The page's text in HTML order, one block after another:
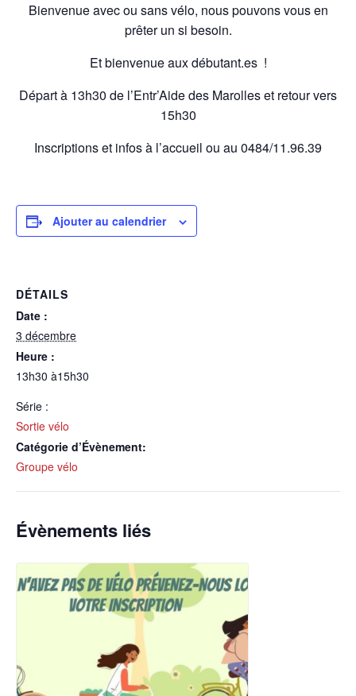
Bienvenue avec ou sans vélo, nous pouvons vous en
prêter un si besoin.
Et bienvenue aux débutant.es !
Départ à 13h30 de l’Entr’Aide des Marolles et retour vers
15h30
Inscriptions et infos à l’accueil ou au 0484/11.96.39
Ajouter au calendrier
DÉTAILS
Date :
3 décembre
Heure :
13h30 à15h30
Série :
Sortie vélo
Catégorie d’Évènement:
Groupe vélo
Évènements liés